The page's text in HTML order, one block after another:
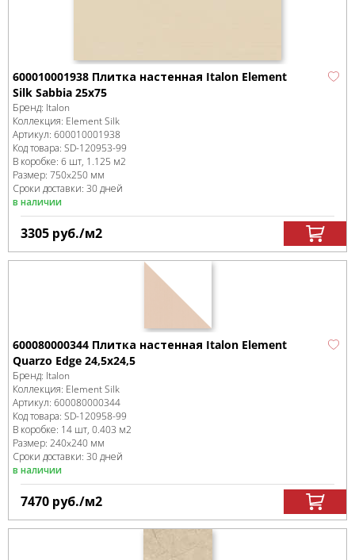
600010001938 Плитка настенная Italon Element
Silk Sabbia 25x75
Бренд: Italon
Коллекция: Element Silk
Артикул: 600010001938
Код товара: SD-120953-99
В коробке: 6 шт, 1.125 м2
Размер: 750x250 мм
Сроки доставки: 30 дней
в наличии
3305 руб./м2
600080000344 Плитка настенная Italon Element
Quarzo Edge 24,5x24,5
Бренд: Italon
Коллекция: Element Silk
Артикул: 600080000344
Код товара: SD-120958-99
В коробке: 14 шт, 0.403 м2
Размер: 240x240 мм
Сроки доставки: 30 дней
в наличии
7470 руб./м2